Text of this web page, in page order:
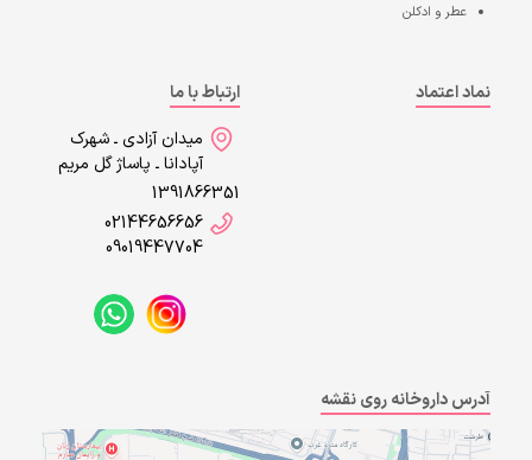
عطر و ادکلن
نماد اعتماد
ارتباط با ما
میدان آزادی ـ شهرک
آپادانا ـ پاساژ گل مریم
1391866351
02144656656
09019447704
آدرس داروخانه روی نقشه